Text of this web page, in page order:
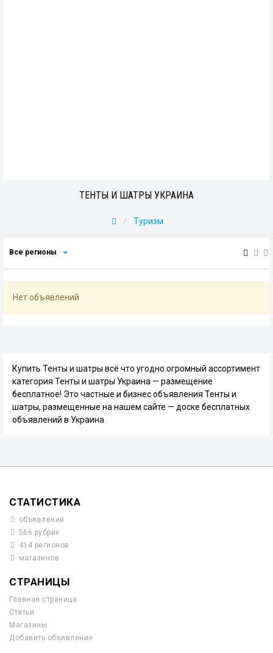
ТЕНТЫ И ШАТРЫ УКРАИНА
Туризм
Все регионы
Нет объявлений
Купить Тенты и шатры всё что угодно огромный ассортимент
категория Тенты и шатры Украина — размещение
бесплатное! Это частные и бизнес объявления Тенты и
шатры, размещенные на нашем сайте — доске бесплатных
объявлений в Украина
СТАТИСТИКА
объявлений
566 рубрик
414 регионов
магазинов
СТРАНИЦЫ
Главная страница
Статьи
Магазины
Добавить объявление